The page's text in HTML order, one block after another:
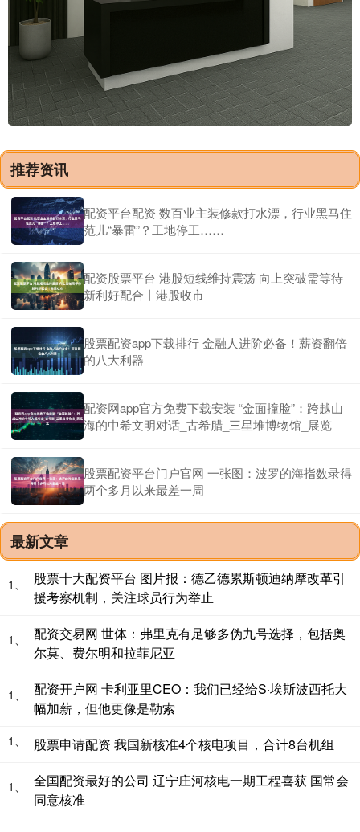
推荐资讯
配资平台配资 数百业主装修款打水漂，行业黑马住
范儿“暴雷”？工地停工……
配资股票平台 港股短线维持震荡 向上突破需等待
新利好配合丨港股收市
股票配资app下载排行 金融人进阶必备！薪资翻倍
的八大利器
配资网app官方免费下载安装 “金面撞脸”：跨越山
海的中希文明对话_古希腊_三星堆博物馆_展览
股票配资平台门户官网 一张图：波罗的海指数录得
两个多月以来最差一周
最新文章
1、
股票十大配资平台 图片报：德乙德累斯顿迪纳摩改革引
援考察机制，关注球员行为举止
1、
配资交易网 世体：弗里克有足够多伪九号选择，包括奥
尔莫、费尔明和拉菲尼亚
1、
配资开户网 卡利亚里CEO：我们已经给S·埃斯波西托大
幅加薪，但他更像是勒索
1、 股票申请配资 我国新核准4个核电项目，合计8台机组
1、
全国配资最好的公司 辽宁庄河核电一期工程喜获 国常会
同意核准